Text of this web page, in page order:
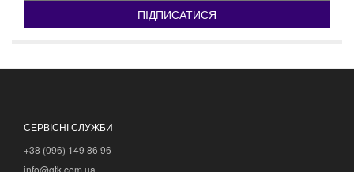
ПІДПИСАТИСЯ
СЕРВІСНІ СЛУЖБИ
+38 (096) 149 86 96